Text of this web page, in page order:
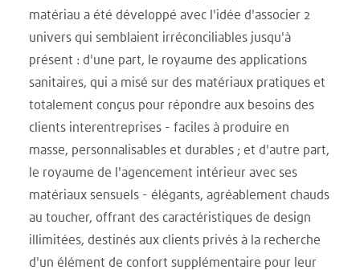
matériau a été développé avec l'idée d'associer 2
univers qui semblaient irréconciliables jusqu'à
présent : d'une part, le royaume des applications
sanitaires, qui a misé sur des matériaux pratiques et
totalement conçus pour répondre aux besoins des
clients interentreprises - faciles à produire en
masse, personnalisables et durables ; et d'autre part,
le royaume de l'agencement intérieur avec ses
matériaux sensuels - élégants, agréablement chauds
au toucher, offrant des caractéristiques de design
illimitées, destinés aux clients privés à la recherche
d'un élément de confort supplémentaire pour leur